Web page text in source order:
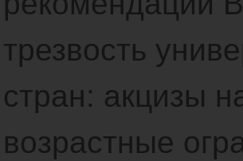
трезвость
стран: акцизы
возрастные